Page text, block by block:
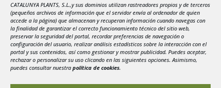
CATALUNYA PLANTS, S.L.,y sus dominios utilizan rastreadores propios y de terceros
(pequeños archivos de información que el servidor envía al ordenador de quien
accede a la página) que almacenan y recuperan información cuando navegas con
la finalidad de garantizar el correcto funcionamiento técnico del sitio web,
preservar la seguridad del portal, recordar preferencias de navegación o
configuración del usuario, realizar análisis estadísticos sobre la interacción con el
portal y sus contenidos, así como gestionar y mostrar publicidad. Puedes aceptar,
rechazar o personalizar su uso clicando en las siguientes opciones. Asimismo,
puedes consultar nuestra política de cookies.
3
4 5 6 7 8
9
10
11 12 13 14 15
16
17
18 19 20 21 22
23
24
25 26 27 28 29
30
31